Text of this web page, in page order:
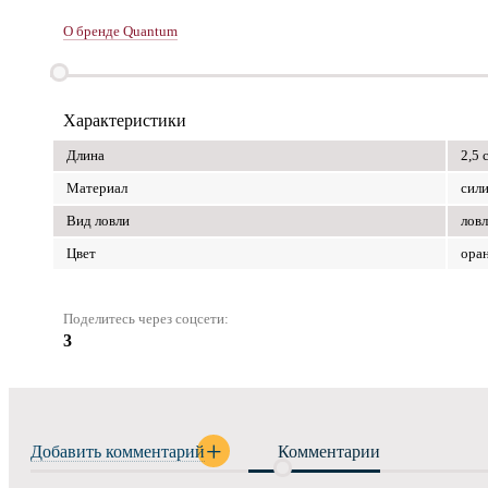
О бренде Quantum
Характеристики
Длина
2,5
Материал
Вид ловли
Цвет
Поделитесь через соцсети:
3
Добавить комментарий Комментарии